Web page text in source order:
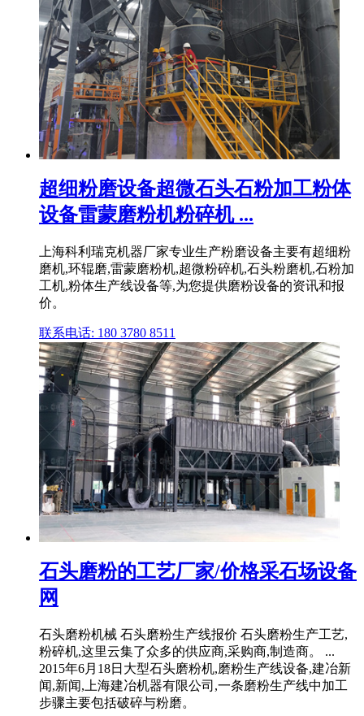
超细粉磨设备超微石头石粉加工粉体
设备雷蒙磨粉机粉碎机 ...
上海科利瑞克机器厂家专业生产粉磨设备主要有超细粉
磨机,环辊磨,雷蒙磨粉机,超微粉碎机,石头粉磨机,石粉加
工机,粉体生产线设备等,为您提供磨粉设备的资讯和报
价。
联系电话: 180 3780 8511
石头磨粉的工艺厂家/价格采石场设备
网
石头磨粉机械 石头磨粉生产线报价 石头磨粉生产工艺,
粉碎机,这里云集了众多的供应商,采购商,制造商。 ...
2015年6月18日大型石头磨粉机,磨粉生产线设备,建冶新
闻,新闻,上海建冶机器有限公司,一条磨粉生产线中加工
步骤主要包括破碎与粉磨。